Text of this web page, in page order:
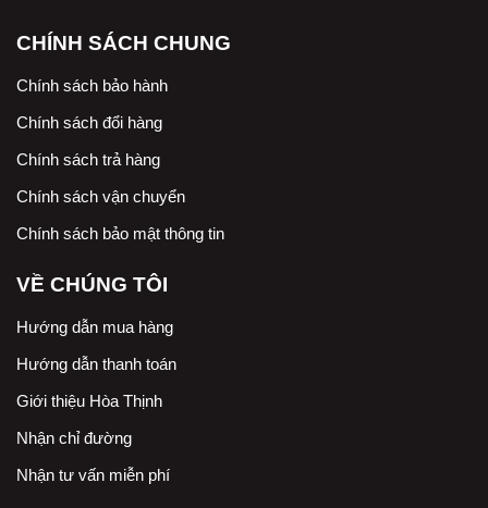
CHÍNH SÁCH CHUNG
Chính sách bảo hành
Chính sách đổi hàng
Chính sách trả hàng
Chính sách vận chuyển
Chính sách bảo mật thông tin
VỀ CHÚNG TÔI
Hướng dẫn mua hàng
Hướng dẫn thanh toán
Giới thiệu Hòa Thịnh
Nhận chỉ đường
Nhận tư vấn miễn phí